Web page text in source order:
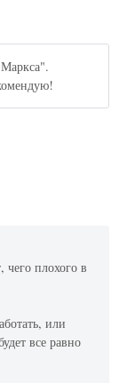
плохого в
или
все равно